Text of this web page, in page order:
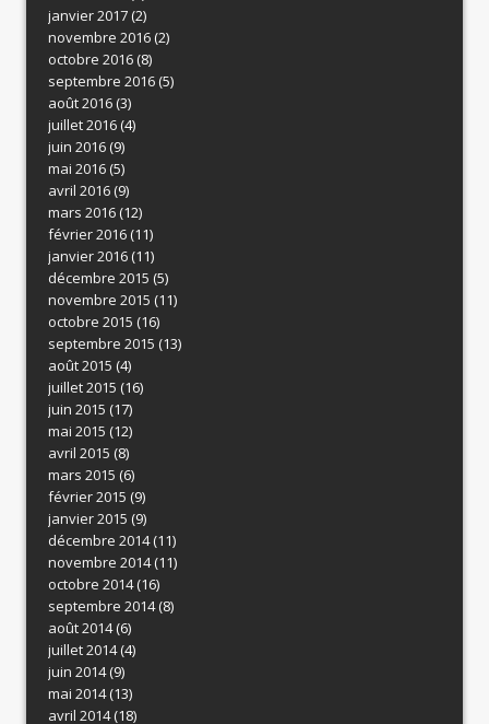
janvier 2017(2)
novembre 2016(2)
octobre 2016(8)
septembre 2016(5)
août 2016(3)
juillet 2016(4)
juin 2016(9)
mai 2016(5)
avril 2016(9)
mars 2016(12)
février 2016(11)
janvier 2016(11)
décembre 2015 (5)
novembre 2015 (11)
octobre 2015 (16)
septembre 2015 (13)
août 2015 (4)
juillet 2015 (16)
juin 2015 (17)
mai 2015 (12)
avril 2015 (8)
mars 2015 (6)
février 2015 (9)
janvier 2015 (9)
décembre 2014(11)
novembre 2014(11)
octobre 2014(16)
septembre 2014(8)
août 2014(6)
juillet 2014(4)
juin 2014(9)
mai 2014(13)
avril 2014(18)